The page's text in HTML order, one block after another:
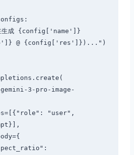
@ {config['res']})...")